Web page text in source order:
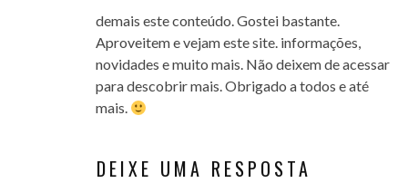
demais este conteúdo. Gostei bastante.
Aproveitem e vejam este site. informações,
novidades e muito mais. Não deixem de acessar
para descobrir mais. Obrigado a todos e até
mais.
DEIXE UMA RESPOSTA